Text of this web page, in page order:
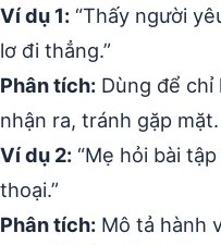
Ví dụ 1: “Thấy người
lơ đi thẳng.”
Phân tích: Dùng để
nhận ra, tránh gặp mặt.
Ví dụ 2: “Mẹ hỏi bài
thoại.”
Phân tích: Mô tả hành